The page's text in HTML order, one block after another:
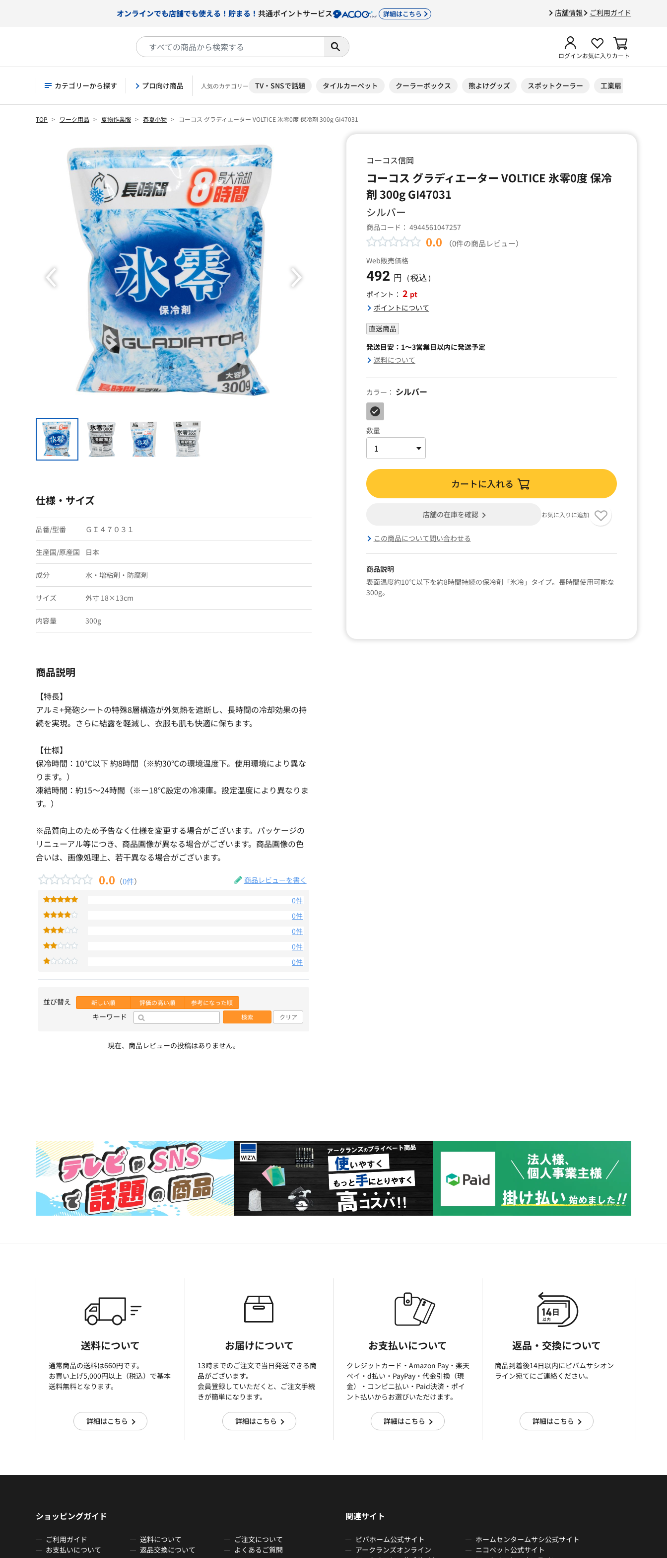
店舗情報 ご利用ガイド
オンラインでも店舗でも使える！貯まる！ 共通ポイントサービス 詳細はこちら
ログインお気に入りカート
カテゴリーから探す プロ向け商品 人気のカテゴリー TV・SNSで話題 タイルカーペット クーラーボックス 熊よけグッズ スポットクーラー 工業扇
TOP ワーク用品 夏物作業服 春夏小物 コーコス グラディエーター VOLTICE 氷零0度 保冷剤 300g GI47031
コーコス信岡
コーコス グラディエーター VOLTICE 氷零0度 保冷
剤 300g GI47031
シルバー
商品コード： 4944561047257
0.0 （0件の商品レビュー）
Web販売価格
492 円（税込）
ポイント： 2 pt
ポイントについて
直送商品
発送目安：1～3営業日以内に発送予定
送料について
カラー： シルバー
数量
カートに入れる
店舗の在庫を確認 お気に入りに追加
この商品について問い合わせる
商品説明
表面温度約10℃以下を約8時間持続の保冷剤「氷冷」タイプ。長時間使用可能な
300g。
仕様・サイズ
品番/型番 ＧＩ４７０３１
生産国/原産国 日本
成分 水・増粘剤・防腐剤
サイズ 外寸 18×13cm
内容量 300g
商品説明
【特長】
アルミ+発砲シートの特殊8層構造が外気熱を遮断し、長時間の冷却効果の持
続を実現。さらに結露を軽減し、衣服も肌も快適に保ちます。
【仕様】
保冷時間：10℃以下 約8時間（※約30℃の環境温度下。使用環境により異な
ります。）
凍結時間：約15〜24時間（※ー18℃設定の冷凍庫。設定温度により異なりま
す。）
※品質向上のため予告なく仕様を変更する場合がございます。パッケージの
リニューアル等につき、商品画像が異なる場合がございます。商品画像の色
合いは、画像処理上、若干異なる場合がございます。
0.0 （0件） 商品レビューを書く
0件
0件
0件
0件
0件
並び替え 新しい順 評価の高い順 参考になった順
キーワード 検索 クリア
現在、商品レビューの投稿はありません。
送料について
通常商品の送料は660円です。
お買い上げ5,000円以上（税込）で基本
送料無料となります。
詳細はこちら
お届けについて
13時までのご注文で当日発送できる商
品がございます。
会員登録していただくと、ご注文手続
きが簡単になります。
詳細はこちら
お支払いについて
クレジットカード・Amazon Pay・楽天
ぺイ・d払い・PayPay・代金引換（現
金）・コンビニ払い・Paid決済・ポイ
ント払いからお選びいただけます。
詳細はこちら
返品・交換について
商品到着後14日以内にビバムサシオン
ライン宛てにご連絡ください。
詳細はこちら
ショッピングガイド
ご利用ガイド 送料について
ご注文について
お支払いについて
返品交換について よくあるご質問
関連サイト
ビバホーム公式サイト
ホームセンタームサシ公式サイト
アークランズオンライン
ニコペット公式サイト